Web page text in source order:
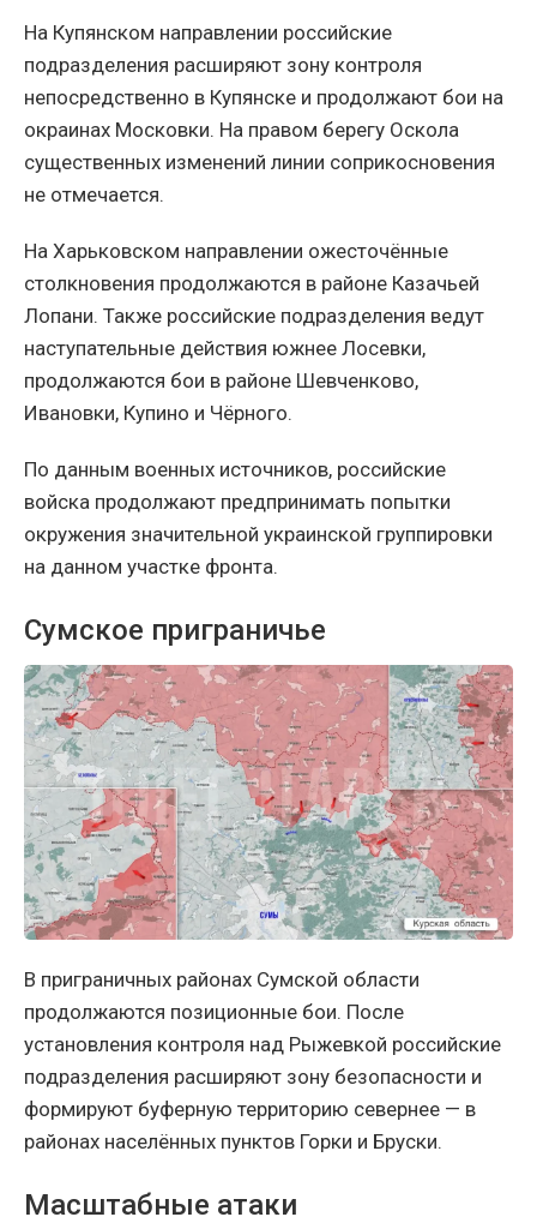
На Купянском направлении российские
подразделения расширяют зону контроля
непосредственно в Купянске и продолжают бои на
окраинах Московки. На правом берегу Оскола
существенных изменений линии соприкосновения
не отмечается.
На Харьковском направлении ожесточённые
столкновения продолжаются в районе Казачьей
Лопани. Также российские подразделения ведут
наступательные действия южнее Лосевки,
продолжаются бои в районе Шевченково,
Ивановки, Купино и Чёрного.
По данным военных источников, российские
войска продолжают предпринимать попытки
окружения значительной украинской группировки
на данном участке фронта.
Сумское приграничье
В приграничных районах Сумской области
продолжаются позиционные бои. После
установления контроля над Рыжевкой российские
подразделения расширяют зону безопасности и
формируют буферную территорию севернее — в
районах населённых пунктов Горки и Бруски.
Масштабные атаки